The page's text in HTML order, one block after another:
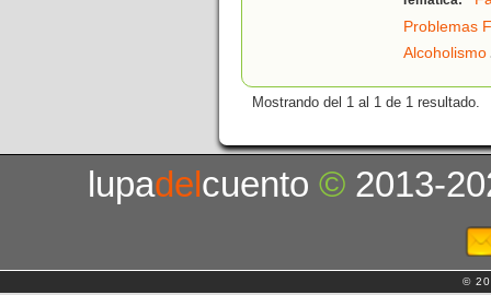
Problemas
Alcoholismo
Mostrando del 1 al 1 de 1 resultado.
lupadelcuento© 2013-
©